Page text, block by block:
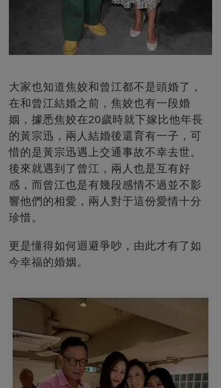
大家也知道焦姣和曾江都不是頭婚了，
在和曾江結婚之前，焦姣也有一段婚
姻，據悉焦姣在20歲時就下嫁比他年長
的黃宗迅，兩人結婚後還育有一子，可
惜的是黃宗迅遇上交通事故不幸去世。
後來就遇到了曾江，兩人也是互有好
感，而曾江也是有幾段感情不過並不影
響他們的相愛，兩人對于這份愛情十分
珍惜。
更是懂得如何迴避爭吵，由此才有了如
今幸福的婚姻。